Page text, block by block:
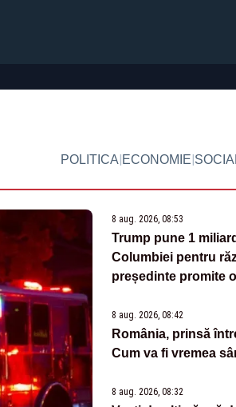
POLITICA|ECONOMIE|
8 aug. 2026, 08:53
Trump pune 1
Columbiei pentru
președinte promite
8 aug. 2026, 08:42
România, prinsă
Cum va fi vremea
8 aug. 2026, 08:32